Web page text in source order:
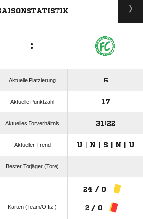
:
Aktuelle Platzierung 6
Aktuelle Punktzahl 17
Aktuelles Torverhältnis 31:22
Aktueller Trend U | N | S | N | U
Bester Torjäger (Tore)
Karten (Team/Offiz.)
24 / 0
2 / 0